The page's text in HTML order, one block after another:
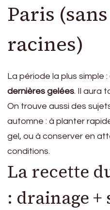
Paris
racines)
La période la plus simple :
dernières gelées. Il aura
On trouve aussi des
automne : à planter
gel, ou à conserver en
conditions.
La recette
: drainage +